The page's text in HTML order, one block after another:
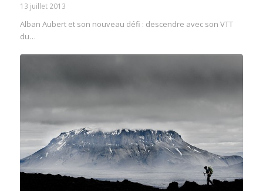
13 juillet 2013
Alban Aubert et son nouveau défi : descendre avec son VTT
du…